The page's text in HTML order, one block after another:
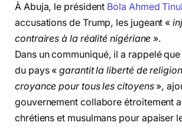
À Abuja, le président Bola Ahmed
accusations de Trump, les jugeant «
contraires à la réalité nigériane ».
Dans un communiqué, il a rappelé
du pays «garantit la liberté de
croyance pour tous les citoyens»,
gouvernement collabore étroitement
chrétiens et musulmans pour apaiser